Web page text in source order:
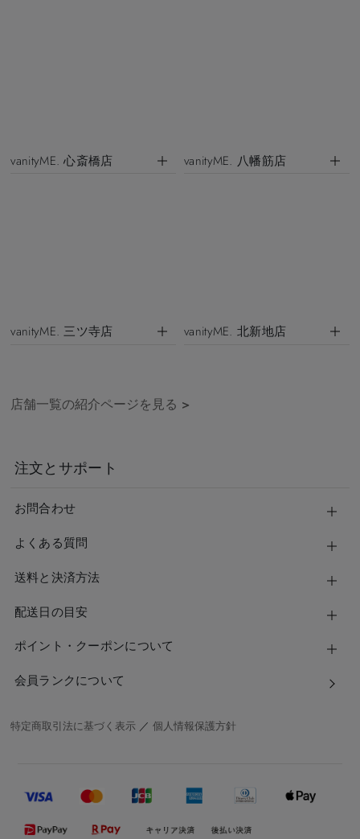
vanityME. 心斎橋店 vanityME. 八幡筋店
vanityME. 三ツ寺店 vanityME. 北新地店
店舗一覧の紹介ページを見る >
注文とサポート
お問合わせ
よくある質問
送料と決済方法
配送日の目安
ポイント・クーポンについて
会員ランクについて
特定商取引法に基づく表示 ／個人情報保護方針